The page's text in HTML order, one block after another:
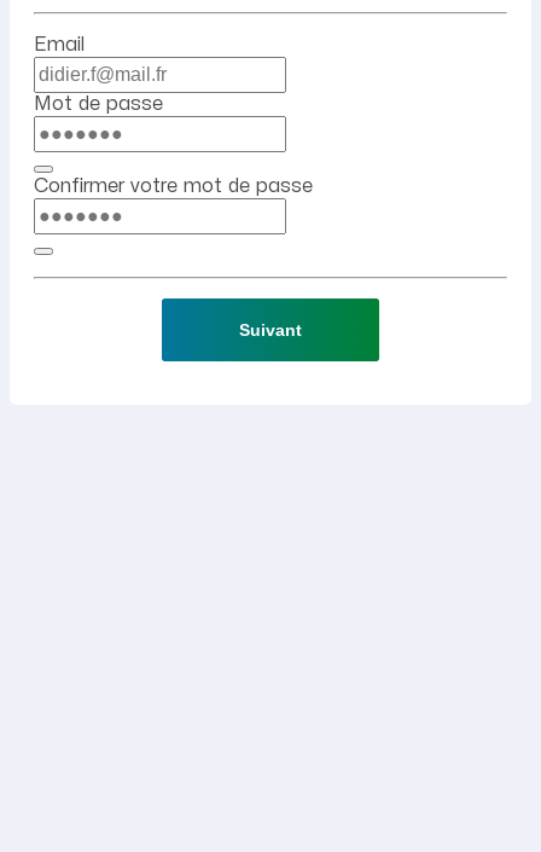
Email
Mot de passe
Confirmer votre mot de passe
Suivant